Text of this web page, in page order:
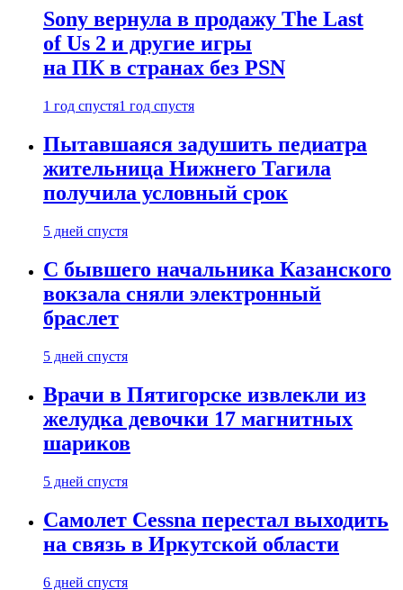
Sony вернула в продажу The Last
of Us 2 и другие игры
на ПК в странах без PSN
1 год спустя1 год спустя
Пытавшаяся задушить педиатра
жительница Нижнего Тагила
получила условный срок
5 дней спустя
С бывшего начальника Казанского
вокзала сняли электронный
браслет
5 дней спустя
Врачи в Пятигорске извлекли из
желудка девочки 17 магнитных
шариков
5 дней спустя
Самолет Cessna перестал выходить
на связь в Иркутской области
6 дней спустя